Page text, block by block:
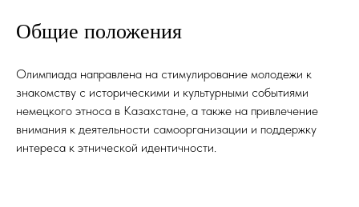
Общие положения
Олимпиада направлена на стимулирование молодежи к
знакомству с историческими и культурными событиями
немецкого этноса в Казахстане, а также на привлечение
внимания к деятельности самоорганизации и поддержку
интереса к этнической идентичности.